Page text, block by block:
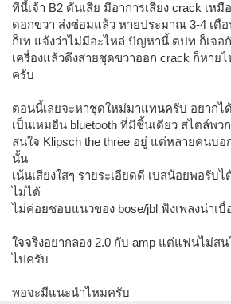
ทีนี้เจ้า B2 ดันเสีย มีอาการเสียง crack เห
ดอกขวา ส่งซ่อมแล้ว หายประมาณ 3-4 เดื
ก็เท แจ้งว่าไม่มีอะไหล่ ปัญหานี้ ตปท ก็เจอ
เครื่องแล้วดึงสายชุดขวาออก crack ก็หาย
ครับ
ตอนนี้เลยจะหาชุดใหม่มาแทนครับ อยากไ
เป็นเหมอืน bluetooth ที่มีชิ้นเดียว สไตล์พว
สนใจ Klipsch the three อยู่ แต่หลายคนบ
นั้น
เน้นเสียงใสๆ รายระเอียดดี เบสน้อยพอรับ
ไม่ได้
ไม่ค่อยชอบแนวของ bose/jbl ฟังเพลงน่าเบื่
ใจจริงอยากลอง 2.0 กับ amp แต่แฟนไม่ส
ไปครับ
พอจะมีแนะนำไหมครับ